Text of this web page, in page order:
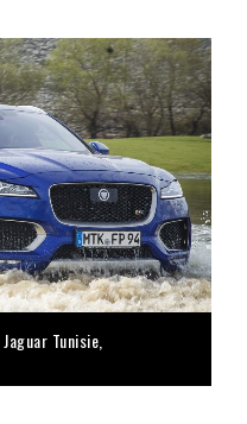
Jaguar Tunisie